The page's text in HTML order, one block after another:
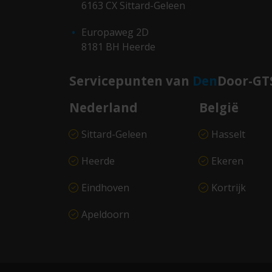
6163 CX Sittard-Geleen
Europaweg 2D
8181 BH Heerde
Servicepunten van DenDoor-
Nederland
Sittard-Geleen
Heerde
Eindhoven
Apeldoorn
België
Hasselt
Ekeren
Kortrijk